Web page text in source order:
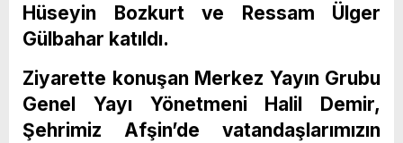
Hüseyin Bozkurt ve Ressam Ülger
Gülbahar katıldı.
Ziyarette konuşan Merkez Yayın Grubu
Genel Yayı Yönetmeni Halil Demir,
Şehrimiz Afşin’de vatandaşlarımızın